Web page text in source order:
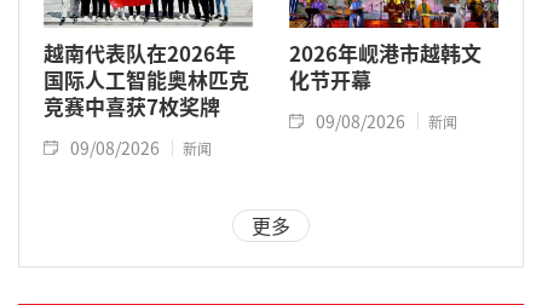
越南代表队在2026年
国际人工智能奥林匹克
竞赛中喜获7枚奖牌
09/08/2026 新闻
2026年岘港市越韩文
化节开幕
09/08/2026 新闻
更多